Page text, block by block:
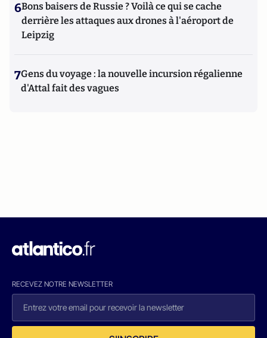
6Bons baisers de Russie ? Voilà ce qui se cache
derrière les attaques aux drones à l'aéroport de
Leipzig
7Gens du voyage : la nouvelle incursion régalienne
d'Attal fait des vagues
RECEVEZ NOTRE NEWSLETTER